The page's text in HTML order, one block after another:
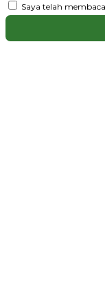
Saya telah